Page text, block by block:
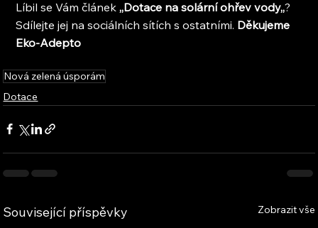
Líbil se Vám článek ,,Dotace na solární ohřev vody,,?
Sdílejte jej na sociálních sítích s ostatními. Děkujeme
Eko-Adepto
Nová zelená úsporám
Dotace
Související příspěvky Zobrazit vše